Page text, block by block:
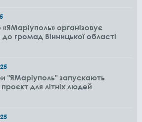
організовує
до громад Вінницької області
"ЯМаріуполь" запускають
для літніх людей